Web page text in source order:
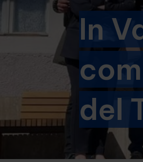
In
del